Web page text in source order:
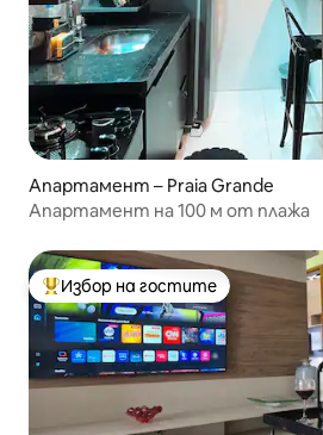
Апартамент – Praia Grande
Апартамент на 100 м от плажа
Най-популярен избор на гостите
Избор на гостите